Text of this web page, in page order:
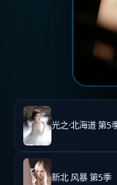
光之·北海道 第5
新北 风暴 第5季